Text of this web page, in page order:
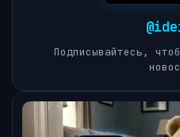
Подписывайтесь,